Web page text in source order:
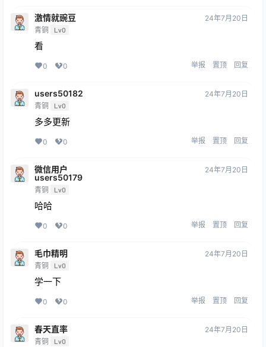
激情就豌豆
青铜 Lv0
24年7月20日
看
0 0 举报 置顶 回复
users50182
青铜 Lv0
24年7月20日
多多更新
0 0 举报 置顶 回复
微信用户
users50179
青铜 Lv0
24年7月20日
哈哈
0 0 举报 置顶 回复
毛巾精明
青铜 Lv0
24年7月20日
学一下
0 0 举报 置顶 回复
春天直率
青铜 Lv0
24年7月20日